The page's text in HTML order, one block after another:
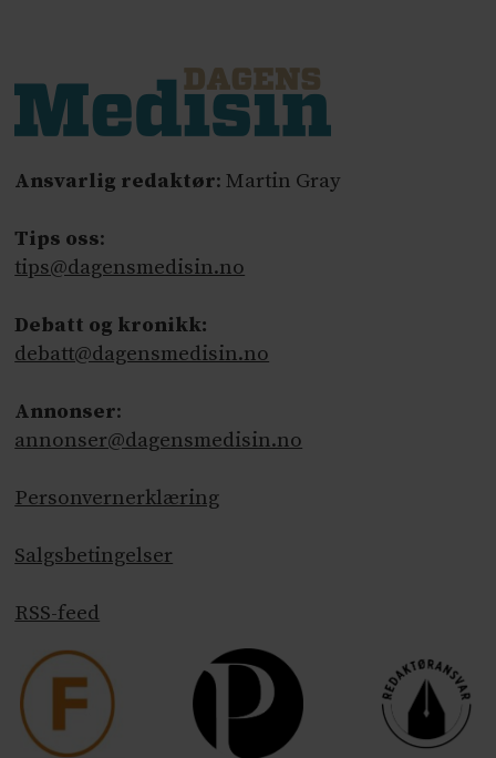
Ansvarlig redaktør: Martin Gray
Tips oss:
tips@dagensmedisin.no
Debatt og kronikk:
debatt@dagensmedisin.no
Annonser:
annonser@dagensmedisin.no
Personvernerklæring
Salgsbetingelser
RSS-feed